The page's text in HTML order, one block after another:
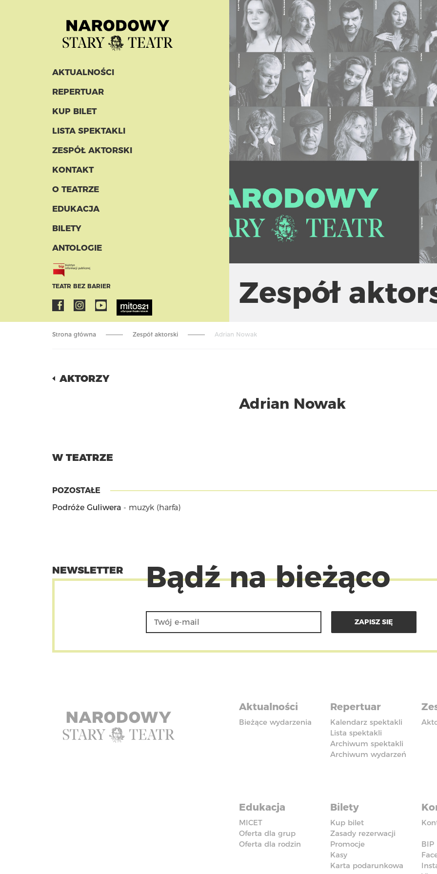
AKTUALNOŚCI
REPERTUAR
KUP BILET
LISTA SPEKTAKLI
ZESPÓŁ AKTORSKI
KONTAKT
O TEATRZE
EDUKACJA
BILETY
ANTOLOGIE
TEATR BEZ BARIER Zespół
Strona główna Zespół aktorski Adrian Nowak
AKTORZY
Adrian Nowak
W TEATRZE
POZOSTAŁE
Podróże Guliwera - muzyk (harfa)
NEWSLETTER Bądź na bieżąco
Aktualności
Bieżące wydarzenia
Repertuar
Kalendarz spektakli
Lista spektakli
Archiwum spektakli
Archiwum wydarzeń
Edukacja
MICET
Oferta dla grup
Oferta dla rodzin
Bilety
Kup bilet
Zasady rezerwacji
Promocje
Kasy
Karta podarunkowa
BIP